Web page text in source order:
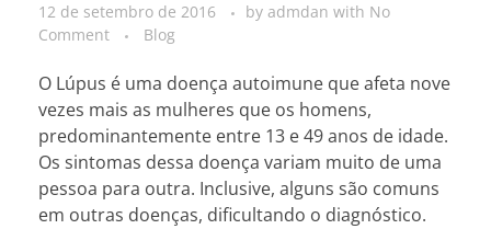
12 de setembro de 2016 by admdan with No
Comment
Blog
O Lúpus é uma doença autoimune que afeta nove
vezes mais as mulheres que os homens,
predominantemente entre 13 e 49 anos de idade.
Os sintomas dessa doença variam muito de uma
pessoa para outra. Inclusive, alguns são comuns
em outras doenças, dificultando o diagnóstico.